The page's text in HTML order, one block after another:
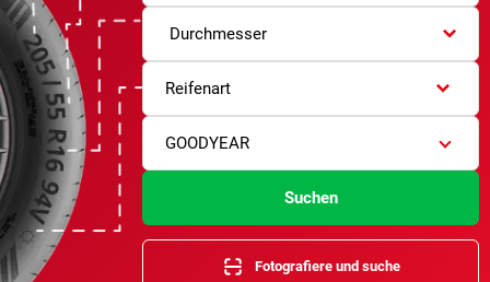
Durchmesser
Reifenart
GOODYEAR
Suchen
Fotografiere und suche